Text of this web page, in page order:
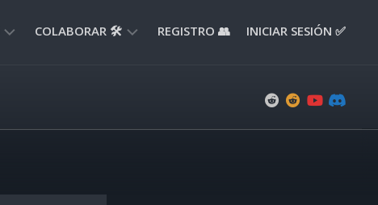
COLABORAR 🛠️ REGISTRO 👥 INICIAR SESIÓN ✅